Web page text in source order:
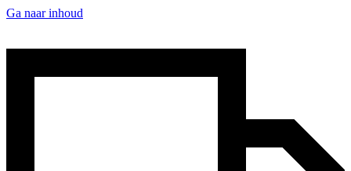
Ga naar inhoud